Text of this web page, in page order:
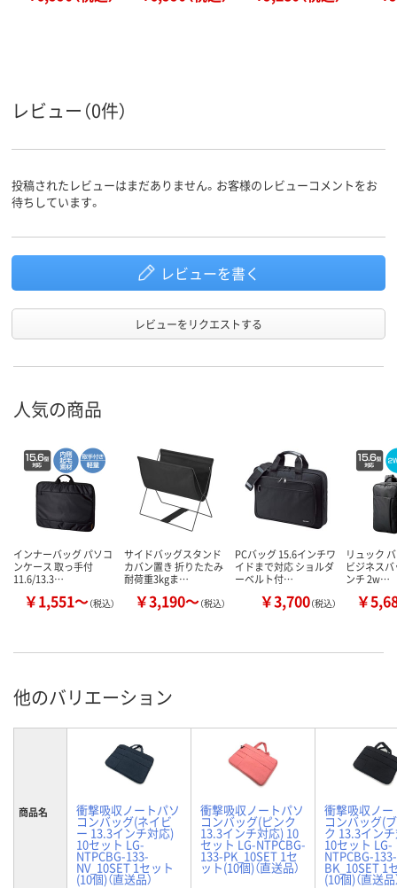
レビュー（0件）
投稿されたレビューはまだありません。お客様のレビューコメントをお
待ちしています。
レビューを書く
レビューをリクエストする
人気の商品
インナーバッグ パソコ
ンケース 取っ手付
11.6/13.3…
￥1,551～（税込）
サイドバッグスタンド
カバン置き 折りたたみ
耐荷重3kgま…
￥3,190～（税込）
PCバッグ 15.6インチワ
イドまで対応 ショルダ
ーベルト付…
￥3,700（税込）
リュック
ビジネス
ンチ 2w…
￥
他のバリエーション
商品名 衝撃吸収ノートパソ
コンバッグ(ネイビ
ー 13.3インチ対応)
10セット LG-
NTPCBG-133-
NV_10SET 1セット
(10個)（直送品）
衝撃吸収ノートパソ
コンバッグ(ピンク
13.3インチ対応) 10
セット LG-NTPCBG-
133-PK_10SET 1セ
ット(10個)（直送品）
衝撃吸収ノー
コンバッグ(
ク 13.3イン
10セット LG-
NTPCBG-133-
BK_10SET 1
(10個)（直送品